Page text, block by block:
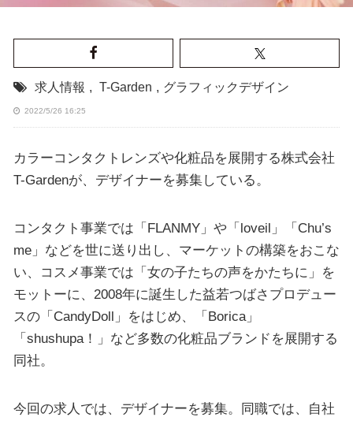
求人情報 , T-Garden , グラフィックデザイン
2022/5/26 16:25
カラーコンタクトレンズや化粧品を展開する株式会社
T-Gardenが、デザイナーを募集している。
コンタクト事業では「FLANMY」や「loveil」「Chu’s
me」などを世に送り出し、マーケットの構築をおこな
い、コスメ事業では「女の子たちの声をかたちに」を
モットーに、2008年に誕生した益若つばさプロデュー
スの「CandyDoll」をはじめ、「Borica」
「shushupa！」など多数の化粧品ブランドを展開する
同社。
今回の求人では、デザイナーを募集。同職では、自社